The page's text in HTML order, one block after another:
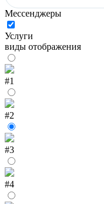
Мессенджеры
Услуги
виды отображения
#1
#2
#3
#4